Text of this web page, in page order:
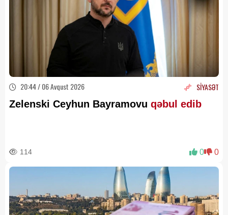
20:44 / 06 Avqust 2026 SİYASƏT
Zelenski Ceyhun Bayramovu qəbul edib
114 0 0